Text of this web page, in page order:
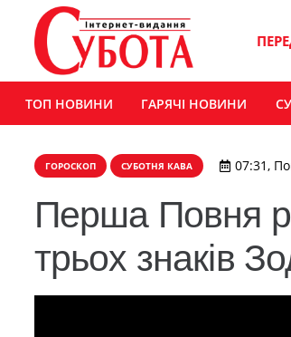
ТОП НОВИНИ ГАРЯЧІ НОВИНИ
ГОРОСКОП СУБОТНЯ КАВА 07:31,
Перша Повня
трьох знаків